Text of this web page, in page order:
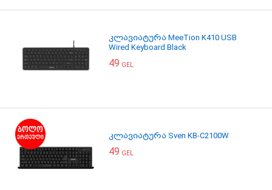
კლავიატურა MeeTion K410 USB
Wired Keyboard Black
49 GEL
კლავიატურა Sven KB-C2100W
49 GEL